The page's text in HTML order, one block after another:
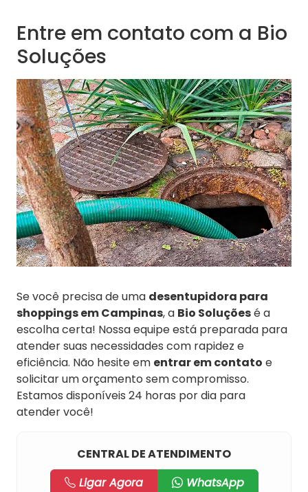
Entre em contato com a Bio
Soluções
Se você precisa de uma desentupidora para
shoppings em Campinas, a Bio Soluçõesé a
escolha certa! Nossa equipe está preparada para
atender suas necessidades com rapidez e
eficiência. Não hesite em entrar em contato e
solicitar um orçamento sem compromisso.
Estamos disponíveis 24 horas por dia para
atender você!
CENTRAL DE ATENDIMENTO
Ligar Agora
WhatsApp